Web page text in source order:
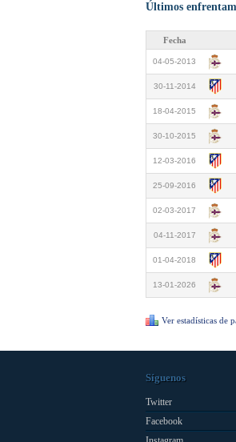
Últimos
Fecha
04-05-2013
30-11-2014
18-04-2015
30-10-2015
12-03-2016
25-09-2016
02-03-2017
04-11-2017
01-04-2018
13-01-2026
Ver estadísticas de
Síguenos
Twitter
Facebook